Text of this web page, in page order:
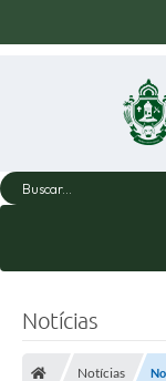
Buscar...
Notícias
Notícias